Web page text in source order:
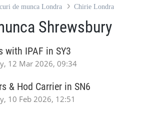
de munca Londra Chirie Londra
Shrewsbury
with IPAF in SY3
12 Mar 2026, 09:34
& Hod Carrier in SN6
10 Feb 2026, 12:51